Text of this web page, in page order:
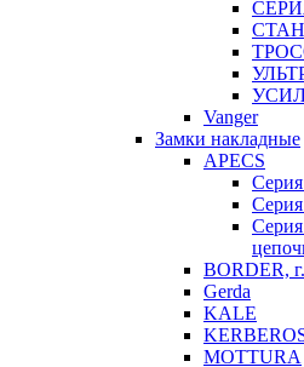
Vanger
Замки накладные
APECS
BORDER,
Gerda
KALE
MOTTURA